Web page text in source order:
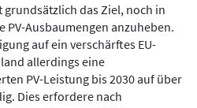
das Ziel, noch in
Ausbaumengen anzuheben.
auf ein verschärftes EU-
allerdings eine
PV-Leistung bis 2030 auf über
Dies erfordere nach